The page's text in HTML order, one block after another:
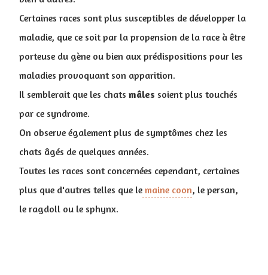
Certaines races sont plus susceptibles de développer la
maladie, que ce soit par la propension de la race à être
porteuse du gène ou bien aux prédispositions pour les
maladies provoquant son apparition.
Il semblerait que les chats mâles soient plus touchés
par ce syndrome.
On observe également plus de symptômes chez les
chats âgés de quelques années.
Toutes les races sont concernées cependant, certaines
plus que d'autres telles que le maine coon, le persan,
le ragdoll ou le sphynx.